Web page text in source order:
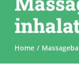
Diensten
Home